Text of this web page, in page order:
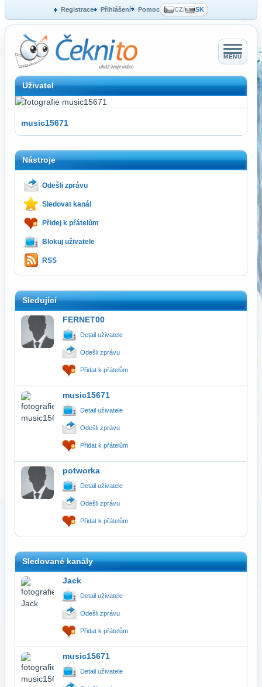
Registrace Přihlášení Pomoc CZ/ SK
MENU
Uživatel
music15671
Nástroje
Odešli zprávu
Sledovat kanál
Přidej k přátelům
Blokuj uživatele
RSS
Sledující
FERNET00
Detail uživatele
Odešli zprávu
Přidat k přátelům
music15671
Detail uživatele
Odešli zprávu
Přidat k přátelům
potworka
Detail uživatele
Odešli zprávu
Přidat k přátelům
Sledované kanály
Jack
Detail uživatele
Odešli zprávu
Přidat k přátelům
music15671
Detail uživatele